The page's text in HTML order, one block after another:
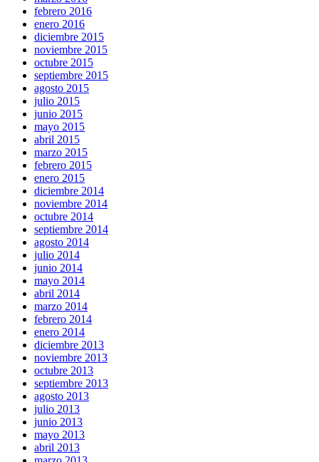
febrero 2016
enero 2016
diciembre 2015
noviembre 2015
octubre 2015
septiembre 2015
agosto 2015
julio 2015
junio 2015
mayo 2015
abril 2015
marzo 2015
febrero 2015
enero 2015
diciembre 2014
noviembre 2014
octubre 2014
septiembre 2014
agosto 2014
julio 2014
junio 2014
mayo 2014
abril 2014
marzo 2014
febrero 2014
enero 2014
diciembre 2013
noviembre 2013
octubre 2013
septiembre 2013
agosto 2013
julio 2013
junio 2013
mayo 2013
abril 2013